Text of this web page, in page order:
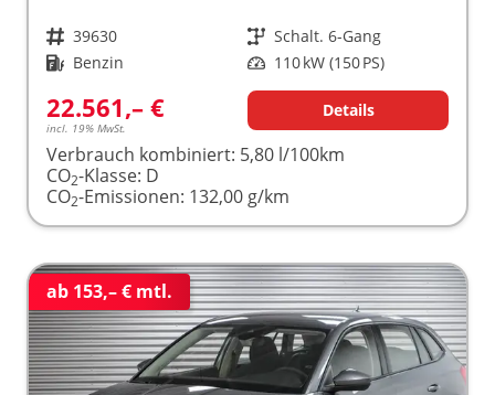
Fahrzeugnr. 39630 Getriebe Schalt. 6-Gang
Kraftstoff Benzin Leistung 110 kW (150 PS)
22.561,– €
incl. 19% MwSt.
Details
Verbrauch kombiniert: 5,80 l/100km
CO2-Klasse: D
CO2-Emissionen: 132,00 g/km
ab 153,– € mtl.